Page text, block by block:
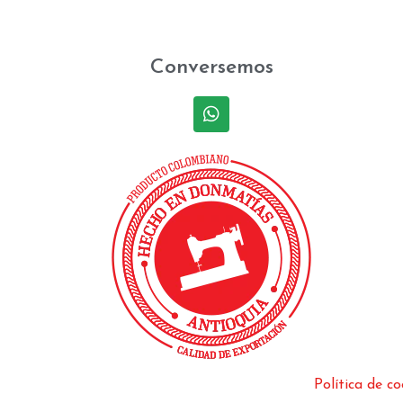
Conversemos
Política de